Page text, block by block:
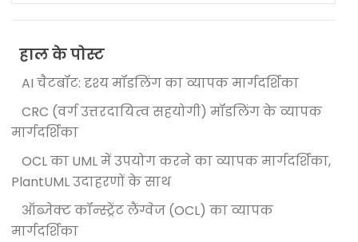
हाल के पोस्ट
AI चैटबॉट: दृश्य मॉडलिंग का व्यापक मार्गदर्शिका
CRC (वर्ग उत्तरदायित्व सहयोगी) मॉडलिंग के व्यापक
मार्गदर्शिका
OCL का UML में उपयोग करने का व्यापक मार्गदर्शिका,
PlantUML उदाहरणों के साथ
ऑब्जेक्ट कॉन्स्ट्रेंट लैंग्वेज (OCL) का व्यापक
मार्गदर्शिका